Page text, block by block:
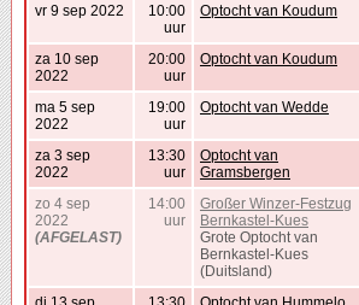
vr 9 sep 2022
10:00
uur
Optocht van Koudum
za 10 sep
2022
20:00
uur
Optocht van Koudum
ma 5 sep
2022
19:00
uur
Optocht van Wedde
za 3 sep
2022
13:30
uur
Optocht van
Gramsbergen
zo 4 sep
2022
(AFGELAST)
14:00
uur
Großer Winzer-Festzug
Bernkastel-Kues
Grote Optocht van
Bernkastel-Kues
(Duitsland)